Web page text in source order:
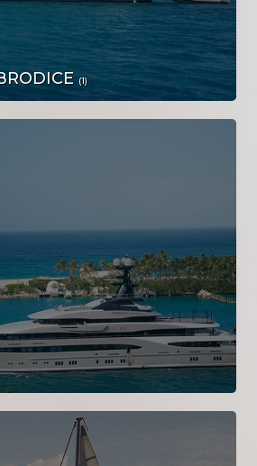
TEHNIKA
(1)